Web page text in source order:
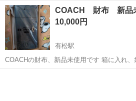
愛知 名古屋市 小物
COACH 財布 新品
10,000円
有松駅
COACHの財布、新品未使用です 箱に入れ、袋に入れてのお渡しにな
ります